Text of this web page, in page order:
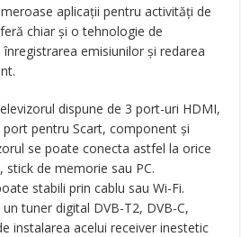
aplicații pentru activități de
chiar și o tehnologie de
emisiunilor și redarea
dispune de 3 port-uri HDMI,
pentru Scart, component și
se poate conecta astfel la orice
de memorie sau PC.
stabili prin cablu sau Wi-Fi.
tuner digital DVB-T2, DVB-C,
instalarea acelui receiver inestetic